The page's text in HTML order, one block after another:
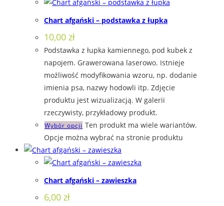
Chart afgański – podstawka z łupka
10,00 zł
Podstawka z łupka kamiennego, pod kubek z
napojem. Grawerowana laserowo. Istnieje
możliwość modyfikowania wzoru, np. dodanie
imienia psa, nazwy hodowli itp. Zdjęcie
produktu jest wizualizacją. W galerii
rzeczywisty, przykładowy produkt.
Wybór opcji Ten produkt ma wiele wariantów.
Opcje można wybrać na stronie produktu
Chart afgański – zawieszka
6,00 zł